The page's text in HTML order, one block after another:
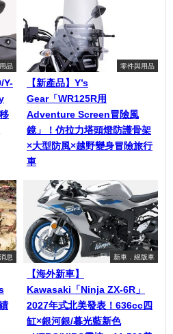
品
Y-
零件與用品
【新產品】Y’s
Gear「WR125R用
Adventure Screen冒險風
鏡」！仿拉力塔頭燈防護骨架
×大型防風×越野變身冒險旅行
車
息 新車．絕版車
【海外新車】
Kawasaki「Ninja ZX-6R」
2027年式北美發表！636cc四
缸×銀河銀/暮光藍新色